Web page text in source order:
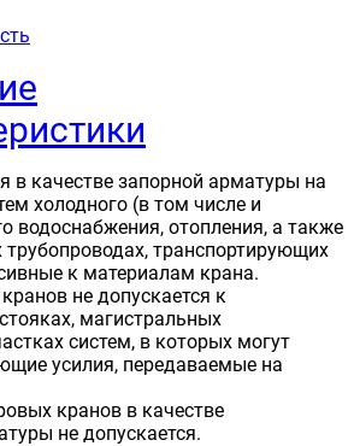
в качестве запорной арматуры на
холодного (в том числе и
водоснабжения, отопления, а также
трубопроводах, транспортирующих
к материалам крана.
не допускается к
магистральных
систем, в которых могут
усилия, передаваемые на
кранов в качестве
не допускается.